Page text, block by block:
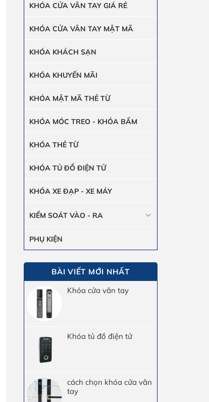
KHÓA CỬA VÂN TAY GIÁ RẺ
KHÓA CỬA VÂN TAY MẬT MÃ
KHÓA KHÁCH SẠN
KHÓA KHUYẾN MÃI
KHÓA MẬT MÃ THẺ TỪ
KHÓA MÓC TREO - KHÓA BẤM
KHÓA THẺ TỪ
KHÓA TỦ ĐỒ ĐIỆN TỬ
KHÓA XE ĐẠP - XE MÁY
KIỂM SOÁT VÀO - RA
PHỤ KIỆN
BÀI VIẾT MỚI NHẤT
Khóa cửa vân tay
Khóa tủ đồ điện tử
cách chọn khóa cửa vân
tay